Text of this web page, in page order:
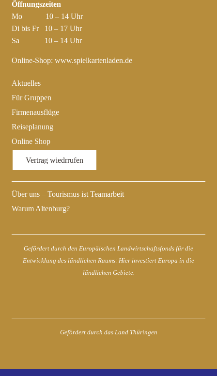
Öffnungszeiten
Mo 10 – 14 Uhr
Di bis Fr 10 – 17 Uhr
Sa 10 – 14 Uhr
Online-Shop: www.spielkartenladen.de
Aktuelles
Für Gruppen
Firmenausflüge
Reiseplanung
Online Shop
Vertrag wiedrrufen
Über uns – Tourismus ist Teamarbeit
Warum Altenburg?
Gefördert durch den Europäischen Landwirtschaftsfonds für die
Entwicklung des ländlichen Raums: Hier investiert Europa in die
ländlichen Gebiete.
Gefördert durch das Land Thüringen